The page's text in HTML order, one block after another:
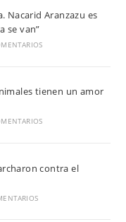
Nacarid Aranzazu es
se van”
tienen un amor
contra el